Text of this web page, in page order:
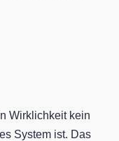
Wirklichkeit kein
System ist. Das